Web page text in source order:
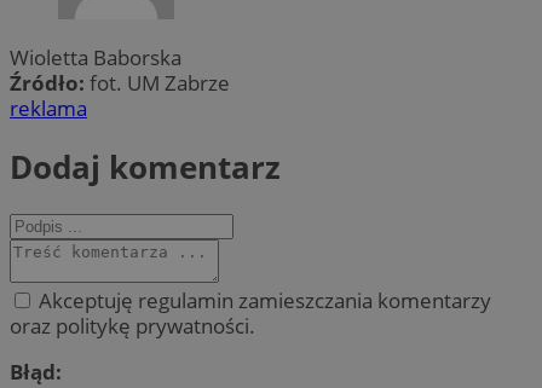
Wioletta Baborska
Źródło: fot. UM Zabrze
reklama
Dodaj komentarz
Akceptuję regulamin zamieszczania komentarzy
oraz politykę prywatności.
Błąd: